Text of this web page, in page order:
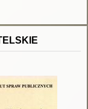
autentyczni,